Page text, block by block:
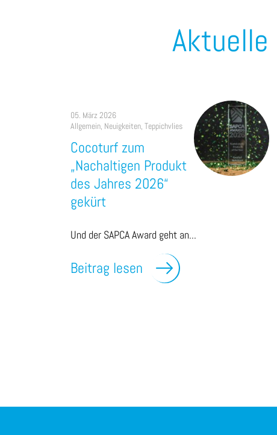
Aktuelle
05. März 2026
Allgemein, Neuigkeiten, Teppichvlies
Cocoturf zum
„Nachaltigen Produkt
des Jahres 2026“
gekürt
Und der SAPCA Award geht an...
Beitrag lesen